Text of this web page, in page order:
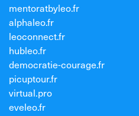
mentoratbyleo.fr
alphaleo.fr
leoconnect.fr
hubleo.fr
democratie-courage.fr
picuptour.fr
virtual.pro
eveleo.fr